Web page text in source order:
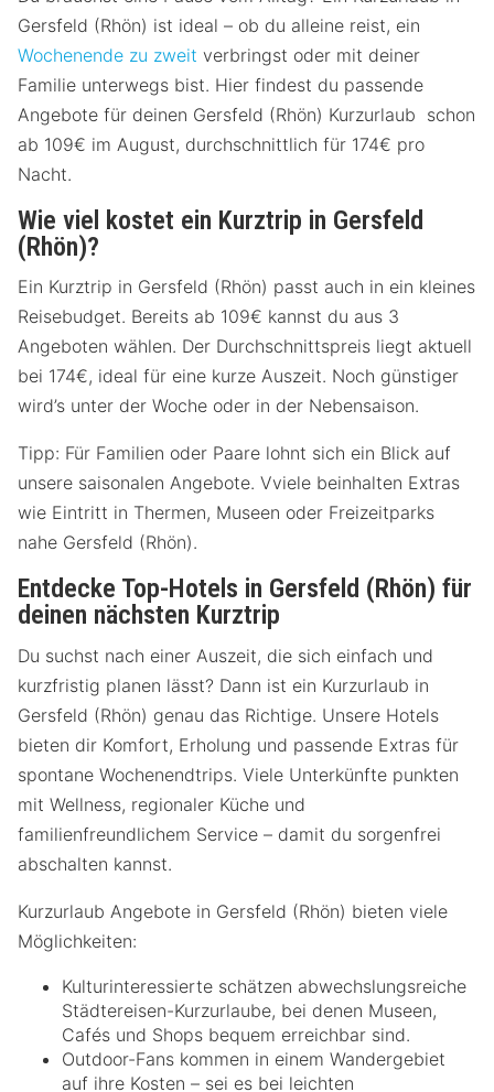
Gersfeld (Rhön) ist ideal – ob du alleine reist, ein
Wochenende zu zweit verbringst oder mit deiner
Familie unterwegs bist. Hier findest du passende
Angebote für deinen Gersfeld (Rhön) Kurzurlaub schon
ab 109€ im August, durchschnittlich für 174€ pro
Nacht.
Wie viel kostet ein Kurztrip in Gersfeld
(Rhön)?
Ein Kurztrip in Gersfeld (Rhön) passt auch in ein kleines
Reisebudget. Bereits ab 109€ kannst du aus 3
Angeboten wählen. Der Durchschnittspreis liegt aktuell
bei 174€, ideal für eine kurze Auszeit. Noch günstiger
wird’s unter der Woche oder in der Nebensaison.
Tipp: Für Familien oder Paare lohnt sich ein Blick auf
unsere saisonalen Angebote. Vviele beinhalten Extras
wie Eintritt in Thermen, Museen oder Freizeitparks
nahe Gersfeld (Rhön).
Entdecke Top-Hotels in Gersfeld (Rhön) für
deinen nächsten Kurztrip
Du suchst nach einer Auszeit, die sich einfach und
kurzfristig planen lässt? Dann ist ein Kurzurlaub in
Gersfeld (Rhön) genau das Richtige. Unsere Hotels
bieten dir Komfort, Erholung und passende Extras für
spontane Wochenendtrips. Viele Unterkünfte punkten
mit Wellness, regionaler Küche und
familienfreundlichem Service – damit du sorgenfrei
abschalten kannst.
Kurzurlaub Angebote in Gersfeld (Rhön) bieten viele
Möglichkeiten:
Kulturinteressierte schätzen abwechslungsreiche
Städtereisen-Kurzurlaube, bei denen Museen,
Cafés und Shops bequem erreichbar sind.
Outdoor-Fans kommen in einem Wandergebiet
auf ihre Kosten – sei es bei leichten